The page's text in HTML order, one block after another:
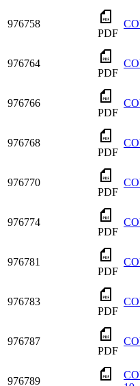
976758
PDF
976764
PDF
976766
PDF
976768
PDF
976770
PDF
976774
PDF
976781
PDF
976783
PDF
976787
PDF
976789